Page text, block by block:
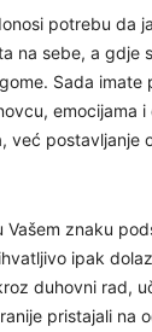
potrebu da
na sebe, a gdje
Sada imate
emocijama
već postavljanje
Vašem znaku
ipak
duhovni rad,
pristajali na